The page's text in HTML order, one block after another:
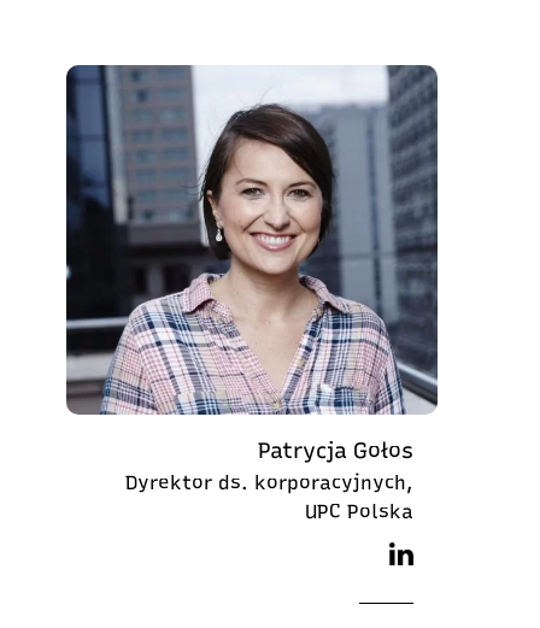
Patrycja Gołos
Dyrektor ds. korporacyjnych,
UPC Polska